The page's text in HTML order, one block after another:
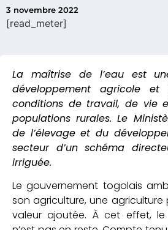
3 novembre 2022
[read_meter]
La maîtrise de l’eau est
développement agricole et
conditions de travail, de vie
populations rurales. Le
de l’élevage et du
secteur d’un schéma
irriguée.
Le gouvernement togolais
son agriculture, une
valeur ajoutée. À cet effet,